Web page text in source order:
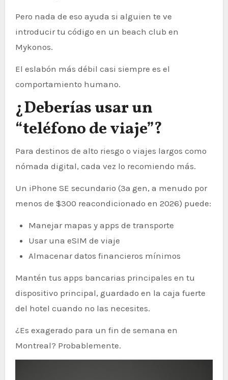
Pero nada de eso ayuda si alguien te ve
introducir tu código en un beach club en
Mykonos.
El eslabón más débil casi siempre es el
comportamiento humano.
¿Deberías usar un
“teléfono de viaje”?
Para destinos de alto riesgo o viajes largos como
nómada digital, cada vez lo recomiendo más.
Un iPhone SE secundario (3ª gen, a menudo por
menos de $300 reacondicionado en 2026) puede:
Manejar mapas y apps de transporte
Usar una eSIM de viaje
Almacenar datos financieros mínimos
Mantén tus apps bancarias principales en tu
dispositivo principal, guardado en la caja fuerte
del hotel cuando no las necesites.
¿Es exagerado para un fin de semana en
Montreal? Probablemente.